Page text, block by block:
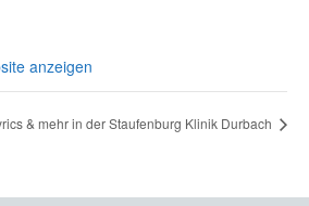
anzeigen
& mehr in der Staufenburg Klinik Durbach